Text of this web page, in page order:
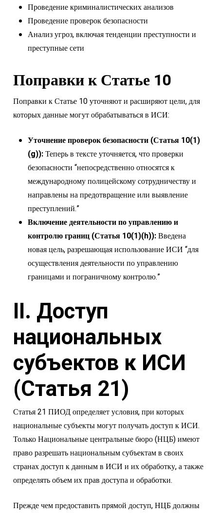
Проведение криминалистических анализов
Проведение проверок безопасности
Анализ угроз, включая тенденции преступности и
преступные сети
Поправки к Статье 10
Поправки к Статье 10 уточняют и расширяют цели, для
которых данные могут обрабатываться в ИСИ:
Уточнение проверок безопасности (Статья 10(1)
(g)):Теперь в тексте уточняется, что проверки
безопасности “непосредственно относятся к
международному полицейскому сотрудничеству и
направлены на предотвращение или выявление
преступлений.”
Включение деятельности по управлению и
контролю границ (Статья 10(1)(h)):Введена
новая цель, разрешающая использование ИСИ “для
осуществления деятельности по управлению
границами и пограничному контролю.”
II. Доступ
национальных
субъектов к ИСИ
(Статья 21)
Статья 21 ПИОД определяет условия, при которых
национальные субъекты могут получать доступ к ИСИ.
Только Национальные центральные бюро (НЦБ) имеют
право разрешать национальным субъектам в своих
странах доступ к данным в ИСИ и их обработку, а также
определять объем их прав доступа и обработки.
Прежде чем предоставить прямой доступ, НЦБ должны